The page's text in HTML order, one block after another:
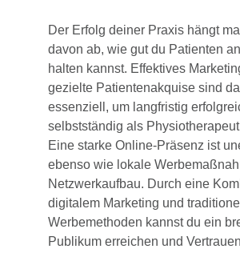
Der Erfolg deiner Praxis hängt
davon ab, wie gut du Patienten
halten kannst. Effektives
gezielte Patientenakquise sind
essenziell, um langfristig
selbstständig als
Eine starke Online-Präsenz ist
ebenso wie lokale
Netzwerkaufbau. Durch eine
digitalem Marketing und
Werbemethoden kannst du ein
Publikum erreichen und